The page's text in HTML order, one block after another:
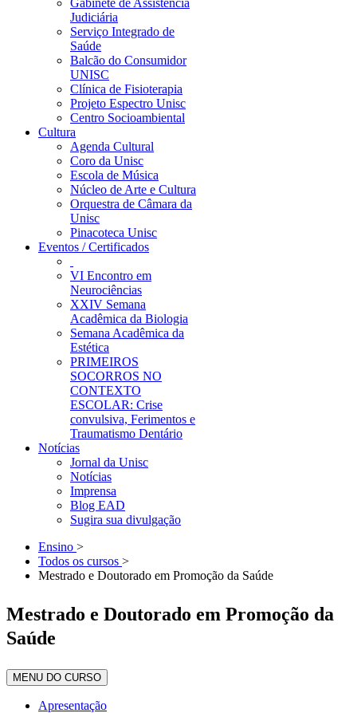
Gabinete de Assistência
Judiciária
Serviço Integrado de
Saúde
Balcão do Consumidor
UNISC
Clínica de Fisioterapia
Projeto Espectro Unisc
Centro Socioambiental
Cultura
Agenda Cultural
Coro da Unisc
Escola de Música
Núcleo de Arte e Cultura
Orquestra de Câmara da
Unisc
Pinacoteca Unisc
Eventos / Certificados
VI Encontro em
Neurociências
XXIV Semana
Acadêmica da Biologia
Semana Acadêmica da
Estética
PRIMEIROS
SOCORROS NO
CONTEXTO
ESCOLAR: Crise
convulsiva, Ferimentos e
Traumatismo Dentário
Notícias
Jornal da Unisc
Notícias
Imprensa
Blog EAD
Sugira sua divulgação
Ensino >
Todos os cursos >
Mestrado e Doutorado em Promoção da Saúde
Mestrado e Doutorado em Promoção da
Saúde
MENU DO CURSO
Apresentação